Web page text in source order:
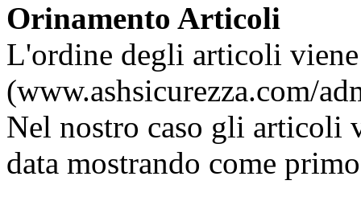
Orinamento Articoli
L'ordine degli articoli
(www.ashsicurezza.com/
Nel nostro caso gli articoli
data mostrando come